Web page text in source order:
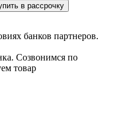
в рассрочку
банков партнеров.
Созвонимся по
товар